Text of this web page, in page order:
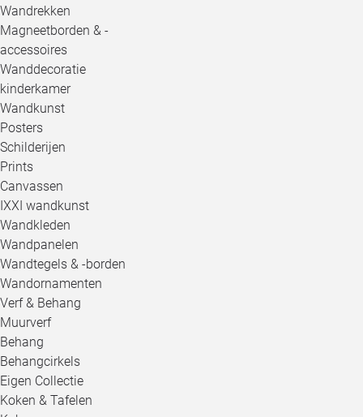
Wandrekken
Magneetborden & -
accessoires
Wanddecoratie
kinderkamer
Wandkunst
Posters
Schilderijen
Prints
Canvassen
IXXI wandkunst
Wandkleden
Wandpanelen
Wandtegels & -borden
Wandornamenten
Verf & Behang
Muurverf
Behang
Behangcirkels
Eigen Collectie
Koken & Tafelen